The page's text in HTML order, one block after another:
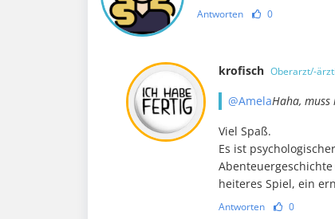
Antworten 0
krofisch Oberarzt/-
@AmelaHaha,
Viel Spaß.
Es ist
heiteres Spiel, ein
Antworten 0